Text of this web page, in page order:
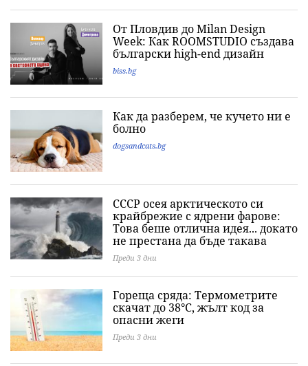
От Пловдив до Milan Design
Week: Как ROOMSTUDIO създава
български high-end дизайн
biss.bg
Как да разберем, че кучето ни е
болно
dogsandcats.bg
СССР осея арктическото си
крайбрежие с ядрени фарове:
Това беше отлична идея... докато
не престана да бъде такава
Преди 3 дни
Гореща сряда: Термометрите
скачат до 38°C, жълт код за
опасни жеги
Преди 3 дни